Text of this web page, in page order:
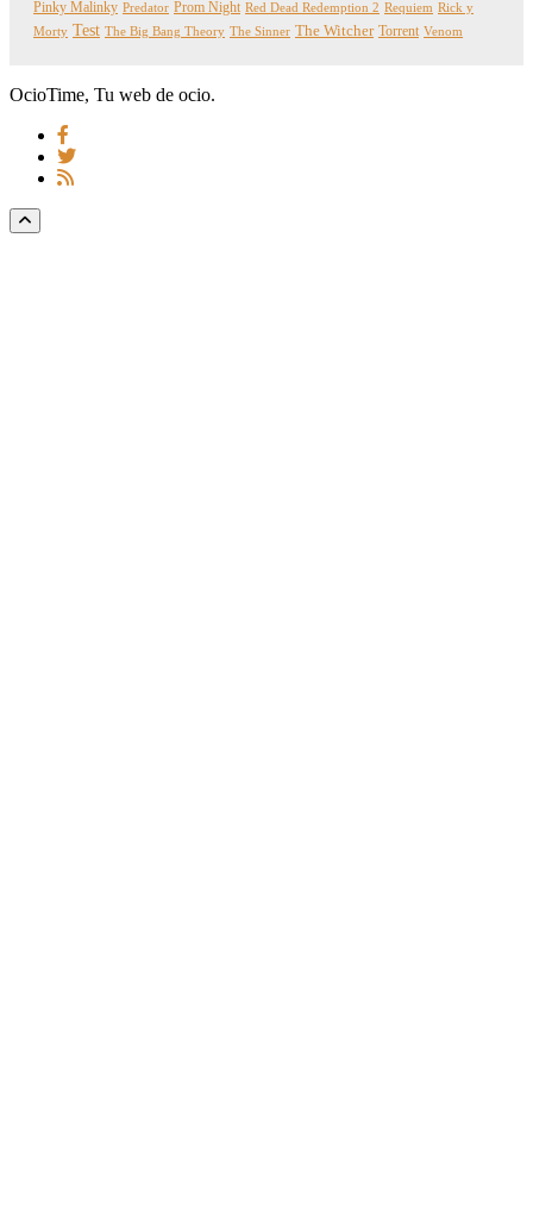
Pinky Malinky Predator Prom Night Red Dead Redemption 2 Requiem Rick y
Morty Test The Big Bang Theory The Sinner The Witcher Torrent Venom
OcioTime, Tu web de ocio.